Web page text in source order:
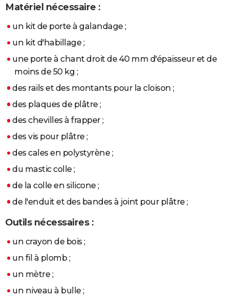
COPAINS D'AVANT
S'inscrire
Se connecter
Lycées
Collèges
Primaires
Universités
Entreprises
Service militaire
Avis de recherche
AVIS DE DÉCÈS
Bricolage
Lifestyle
Culture
Television
Voyage
Matériel nécessaire :
un kit de porte à galandage ;
un kit d'habillage ;
une porte à chant droit de 40 mm d'épaisseur et de
moins de 50 kg ;
des rails et des montants pour la cloison ;
des plaques de plâtre ;
des chevilles à frapper ;
des vis pour plâtre ;
des cales en polystyrène ;
du mastic colle ;
de la colle en silicone ;
de l'enduit et des bandes à joint pour plâtre ;
Outils nécessaires :
un crayon de bois ;
un fil à plomb ;
un mètre ;
un niveau à bulle ;